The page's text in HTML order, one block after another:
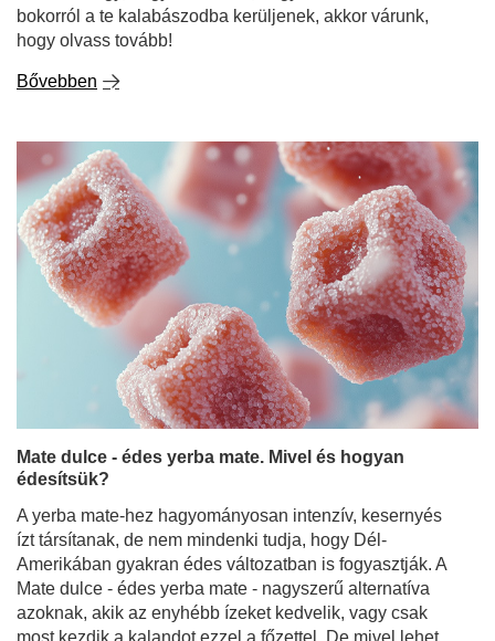
bokorról a te kalabászodba kerüljenek, akkor várunk,
hogy olvass tovább!
Bővebben
Mate dulce - édes yerba mate. Mivel és hogyan
édesítsük?
A yerba mate-hez hagyományosan intenzív, kesernyés
ízt társítanak, de nem mindenki tudja, hogy Dél-
Amerikában gyakran édes változatban is fogyasztják. A
Mate dulce - édes yerba mate - nagyszerű alternatíva
azoknak, akik az enyhébb ízeket kedvelik, vagy csak
most kezdik a kalandot ezzel a főzettel. De mivel lehet